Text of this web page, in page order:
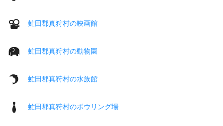
虻田郡真狩村の映画館
虻田郡真狩村の動物園
虻田郡真狩村の水族館
虻田郡真狩村のボウリング場